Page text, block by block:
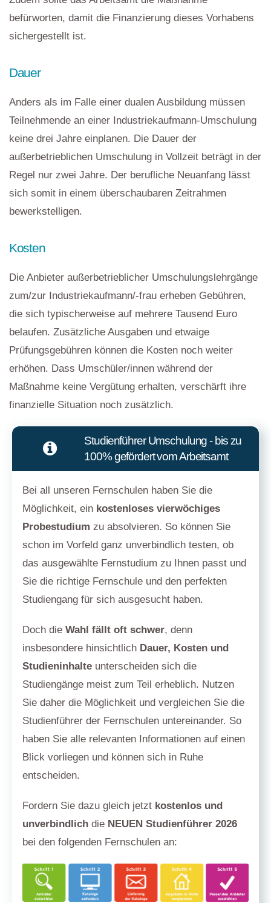
befürworten, damit die Finanzierung dieses Vorhabens
sichergestellt ist.
Dauer
Anders als im Falle einer dualen Ausbildung müssen
Teilnehmende an einer Industriekaufmann-Umschulung
keine drei Jahre einplanen. Die Dauer der
außerbetrieblichen Umschulung in Vollzeit beträgt in der
Regel nur zwei Jahre. Der berufliche Neuanfang lässt
sich somit in einem überschaubaren Zeitrahmen
bewerkstelligen.
Kosten
Die Anbieter außerbetrieblicher Umschulungslehrgänge
zum/zur Industriekaufmann/-frau erheben Gebühren,
die sich typischerweise auf mehrere Tausend Euro
belaufen. Zusätzliche Ausgaben und etwaige
Prüfungsgebühren können die Kosten noch weiter
erhöhen. Dass Umschüler/innen während der
Maßnahme keine Vergütung erhalten, verschärft ihre
finanzielle Situation noch zusätzlich.
Studienführer Umschulung - bis zu
100% gefördert vom Arbeitsamt
Bei all unseren Fernschulen haben Sie die
Möglichkeit, ein kostenloses vierwöchiges
Probestudium zu absolvieren. So können Sie
schon im Vorfeld ganz unverbindlich testen, ob
das ausgewählte Fernstudium zu Ihnen passt und
Sie die richtige Fernschule und den perfekten
Studiengang für sich ausgesucht haben.
Doch dieWahl fällt oft schwer, denn
insbesondere hinsichtlich Dauer, Kosten und
Studieninhalte unterscheiden sich die
Studiengänge meist zum Teil erheblich. Nutzen
Sie daher die Möglichkeit und vergleichen Sie die
Studienführer der Fernschulen untereinander. So
haben Sie alle relevanten Informationen auf einen
Blick vorliegen und können sich in Ruhe
entscheiden.
Fordern Sie dazu gleich jetzt kostenlos und
unverbindlich die NEUEN Studienführer 2026
bei den folgenden Fernschulen an: